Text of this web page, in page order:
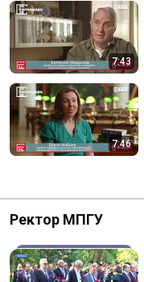
7:43
7:46
Ректор МПГУ